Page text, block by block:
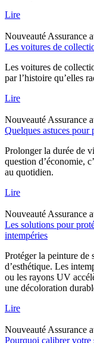
Lire
Nouveauté Assurance
Les voitures de
Les voitures de
par l’histoire qu’elles
Lire
Nouveauté Assurance
Quelques astuces
Prolonger la durée de
question d’économie,
au quotidien.
Lire
Nouveauté Assurance
Les solutions pour
intempéries
Protéger la peinture de
d’esthétique. Les
ou les rayons UV
une décoloration
Lire
Nouveauté Assurance
Pourquoi calibrer votre